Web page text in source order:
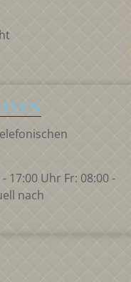
17:00 Uhr Fr: 08:00 -
nach